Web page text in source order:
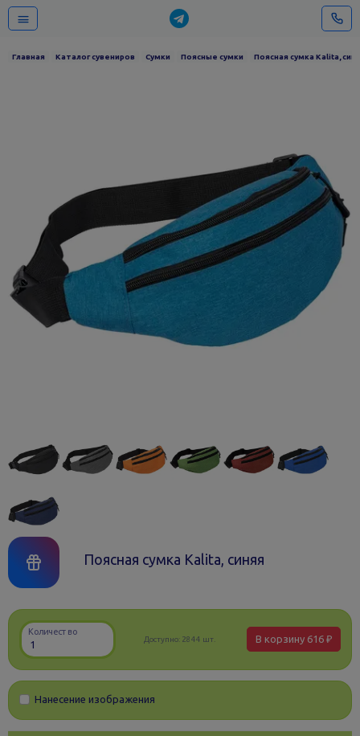
Главная Каталог сувениров Сумки Поясные сумки Поясная сумка Kalita,
Поясная сумка Kalita, синяя
Количество
Доступно: 2844 шт. В корзину 616 ₽
Нанесение изображения